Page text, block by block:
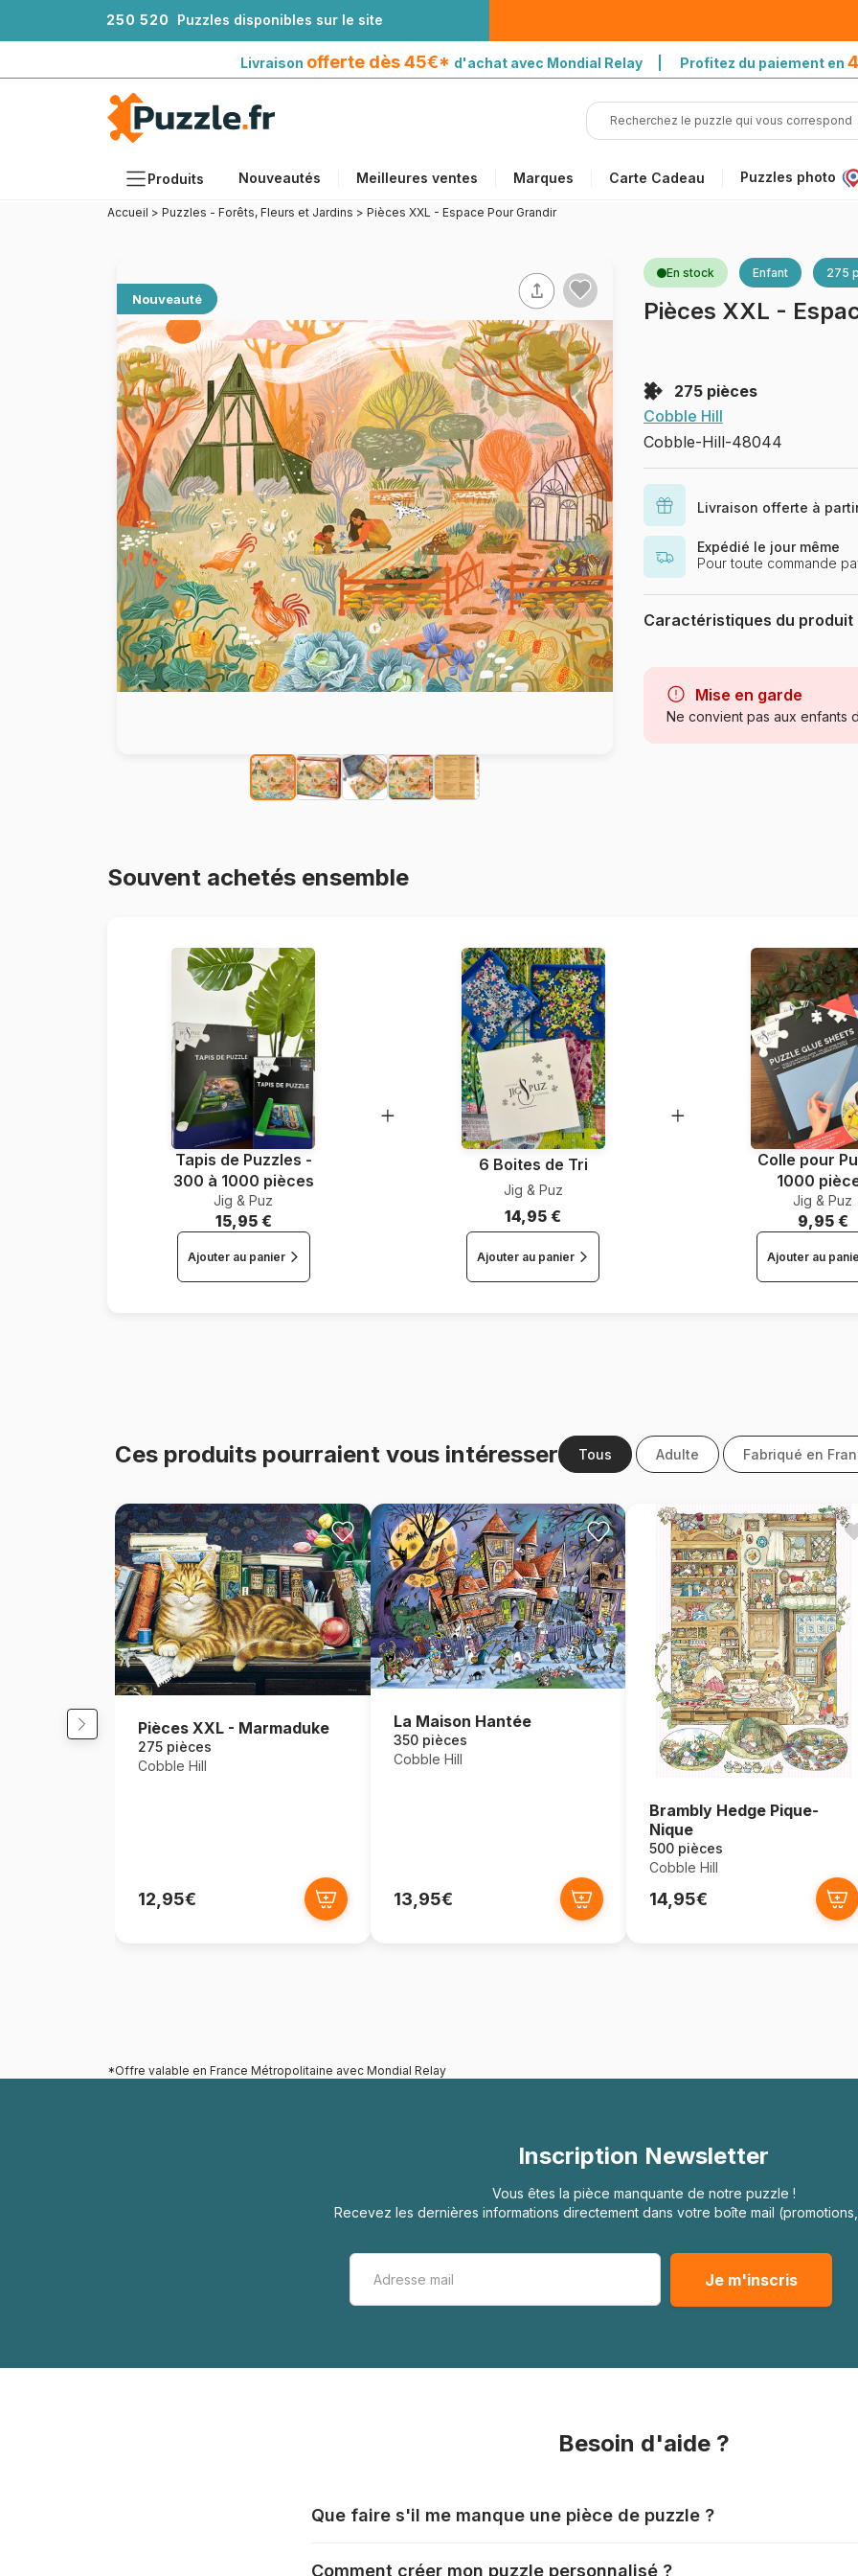
250 520 Puzzles disponibles sur le site
Livraison offerte dès 45€* d'achat avec Mondial Relay | Profitez du paiement en
Produits Nouveautés Meilleures ventes Marques Carte Cadeau Puzzles photo
Formats
Âges
Artistes
Accessoires
Puzzles en bois
Peinture au numéro
avec Mondial Relay
Accueil > Puzzles - Forêts, Fleurs et Jardins > Pièces XXL - Espace Pour Grandir
Nouveauté
En stock Enfant 275
Pièces XXL -
275 pièces
Cobble Hill
Cobble-Hill-48044
Livraison offerte à
Expédié le jour même
Pour toute commande
Caractéristiques du produit
Catégorie
Age
Mise en garde
Ne convient pas aux enfants
Souvent achetés ensemble
Tapis de Puzzles -
300 à 1000 pièces
Jig & Puz
15,95 €
Ajouter au panier
6 Boites de Tri
Jig & Puz
14,95 €
Ajouter au panier
Colle pour
1000
Jig & Puz
9,95 €
Ajouter au
Ces produits pourraient vous intéresser Tous Adulte Fabriqué en
Pièces XXL - Marmaduke
275 pièces
Cobble Hill
12,95€
La Maison Hantée
350 pièces
Cobble Hill
13,95€
Brambly Hedge Pique-
Nique
500 pièces
Cobble Hill
14,95€
*Offre valable en France Métropolitaine avec Mondial Relay
Inscription Newsletter
Vous êtes la pièce manquante de notre puzzle !
Recevez les dernières informations directement dans votre boîte mail
Besoin d'aide ?
Que faire s'il me manque une pièce de puzzle ?
Comment créer mon puzzle personnalisé ?